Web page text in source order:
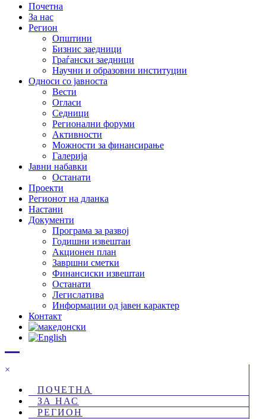
Почетна
За нас
Регион
Општини
Бизнис заедници
Граѓански заедници
Научни и образовни институции
Односи со јавноста
Вести
Огласи
Седници
Регионални форуми
Активности
Можности за финансирање
Галерија
Јавни набавки
Останати
Проекти
Регионот на дланка
Настани
Документи
Програма за развој
Годишни извештаи
Акционен план
Завршни сметки
Финансиски извештаи
Останати
Легислатива
Информации од јавен карактер
Контакт
×
ПОЧЕТНА
ЗА НАС
РЕГИОН